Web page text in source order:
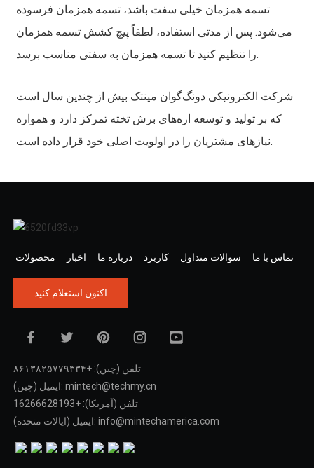
تسمه همزمان خیلی سفت باشد، تسمه همزمان فرسوده
می‌شود. پس از مدتی استفاده، لطفاً پیچ کشش تسمه همزمان
را تنظیم کنید تا تسمه همزمان به سفتی مناسب برسد.
شرکت الکترونیکی دونگ‌گوان مینتک بیش از چندین سال است
که بر تولید و توسعه اره‌های برش تخته تمرکز دارد و همواره
نیازهای مشتریان را در اولویت اصلی خود قرار داده است.
محصولات اخبار درباره ما کاربرد سوالات متداول تماس با ما
اکنون استعلام کنید
تلفن (چین): +۸۶۱۳۸۲۵۷۷۹۳۳۴
ایمیل (چین): mintech@techmy.cn
تلفن (آمریکا): +16266628193
ایمیل (ایالات متحده): info@mintechamerica.com